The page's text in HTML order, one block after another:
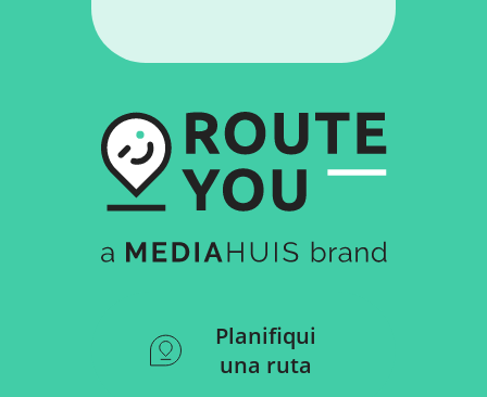
Planifiqui
una ruta